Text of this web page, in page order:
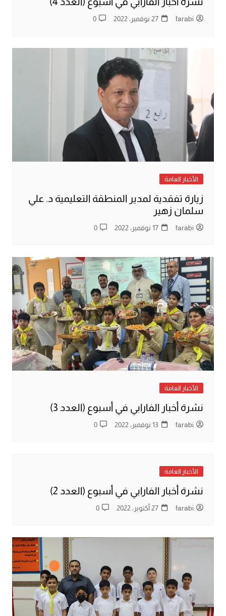
farabi 27 نوفمبر، 2022 0
الأخبار العامة
زيارة تفقدية لمدير المنطقة التعليمية د. علي
سلمان زهير
farabi 17 نوفمبر، 2022 0
الأخبار العامة
نشرة أخبار الفارابي في أسبوع (العدد 3)
farabi 13 نوفمبر، 2022 0
الأخبار العامة
نشرة أخبار الفارابي في أسبوع (العدد 2)
farabi 27 أكتوبر، 2022 0